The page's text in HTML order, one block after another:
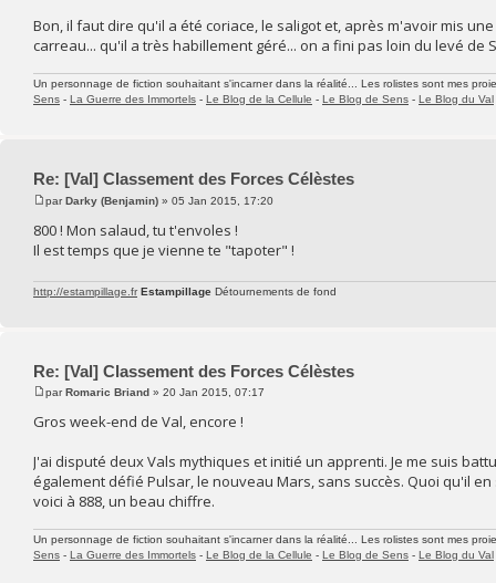
Bon, il faut dire qu'il a été coriace, le saligot et, après m'avoir mis
carreau... qu'il a très habillement géré... on a fini pas loin du levé de
Un personnage de fiction souhaitant s'incarner dans la réalité... Les rolistes sont mes
Sens - La Guerre des Immortels - Le Blog de la Cellule - Le Blog de Sens - Le Blog du Val
Re: [Val] Classement des Forces Célèstes
parDarky (Benjamin) » 05 Jan 2015, 17:20
800 ! Mon salaud, tu t'envoles !
Il est temps que je vienne te "tapoter" !
http://estampillage.fr Estampillage Détournements de fond
Re: [Val] Classement des Forces Célèstes
parRomaric Briand » 20 Jan 2015, 07:17
Gros week-end de Val, encore !
J'ai disputé deux Vals mythiques et initié un apprenti. Je me suis
également défié Pulsar, le nouveau Mars, sans succès. Quoi qu'il
voici à 888, un beau chiffre.
Un personnage de fiction souhaitant s'incarner dans la réalité... Les rolistes sont mes
Sens - La Guerre des Immortels - Le Blog de la Cellule - Le Blog de Sens - Le Blog du Val